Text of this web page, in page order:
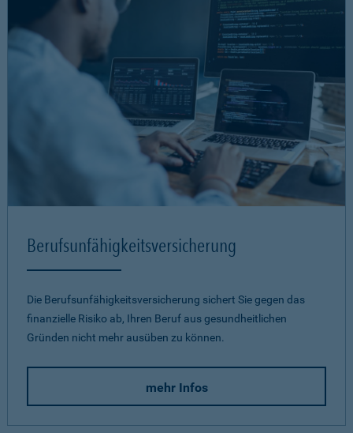
Berufsunfähigkeits­versicherung
Die Berufsunfähigkeitsversicherung sichert Sie gegen das
finanzielle Risiko ab, Ihren Beruf aus gesundheitlichen
Gründen nicht mehr ausüben zu können.
mehr Infos